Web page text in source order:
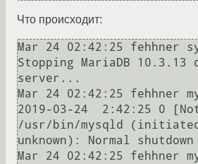
Что происходит:
Mar 24 02:42:25 fehhner
Stopping MariaDB 10.3.13
server...
Mar 24 02:42:25 fehhner
2019-03-24  2:42:25 0
/usr/bin/mysqld
unknown): Normal shutdown
Mar 24 02:42:25 fehhner